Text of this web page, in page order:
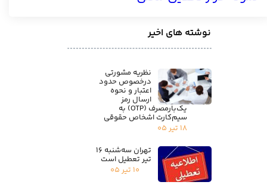
نوشته های اخیر
نظریه مشورتی
درخصوص حدود
اعتبار و نحوه
ارسال رمز
یک‌بارمصرف (OTP) به
سیم‌کارت اشخاص حقوقی
۱۸ تیر ۰۵
تهران سه‌شنبه ۱۶
تیر تعطیل است
۱۰ تیر ۰۵